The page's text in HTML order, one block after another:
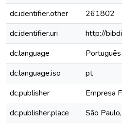
dc.identifier.other
261802
dc.identifier.uri
http://
dc.language
Português
dc.language.iso
pt
dc.publisher
Empresa
dc.publisher.place
São